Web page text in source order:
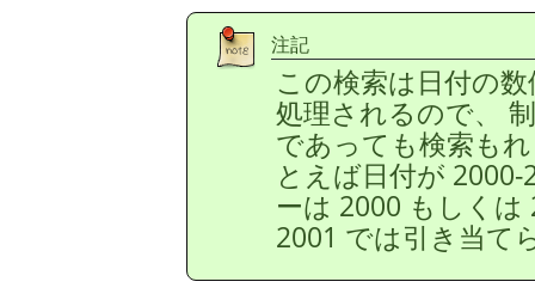
注記
この検索は日付の
処理されるので、
であっても検索も
とえば日付が
ーは 2000 もしく
2001 では引き当て